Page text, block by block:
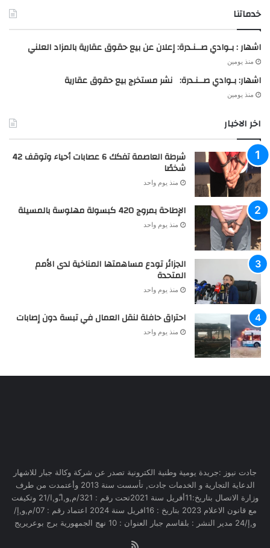
خدماتنا
اشهار : بـوادي صــنـدرة: إعلان عن بيع حقوق عقارية بالمزاد العلني
منذ يومين
اشهار: بـوادي صــنـدرة: نشر مستخرج بيع حقوق عقارية
منذ يومين
اخر الاخبار
شرطة العاصمة تفكك 6 عصابات أحياء وتوقف 42
شخصًا
منذ يوم واحد
الإطاحة بمروج 420 كبسولة مهلوسة بالمسيلة
منذ يوم واحد
الجزائر تودع مساهمتها المناخية لدى الأمم
المتحدة
منذ يوم واحد
احتراق حافلة لنقل العمال في تبسة دون إصابات
منذ يوم واحد
جادت نيوز :جريدة يومية وطنية الكترونية تصدر عن شركة وكالة جبار للاشهار
الدعاية التجارية و الخدمات جادت, تأسست سنة 2013 وأعتمدت من طرف
وزارة الاتصال بتاريخ:11أفريل سنة 2021تحت رقم : 321/م,و,ا,ّو,ا/21 وتكيفت
مع قانون الاعلام 2023 بتاريخ : 16افريل سنة 2024 اعتماد رقم : 07/م,و,إ/
و,إ/24 مدير النشر : بلقاسم جبار العنوان : 10 نهج الجمهورية برج بوعريريج